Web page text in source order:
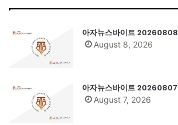
아자뉴스바이트 20260808
August 8, 2026
아자뉴스바이트 20260807
August 7, 2026